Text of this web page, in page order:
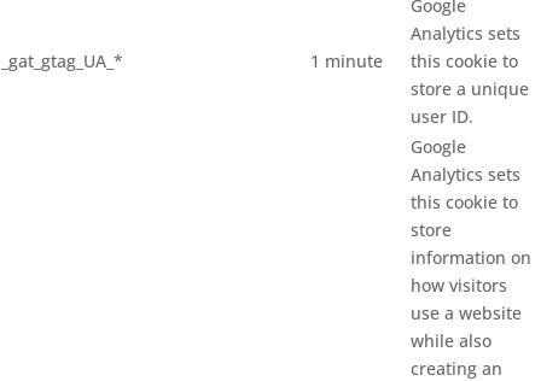
_gat_gtag_UA_* 1 minute
Google
Analytics sets
this cookie to
store a unique
user ID.
Google
Analytics sets
this cookie to
store
information on
how visitors
use a website
while also
creating an